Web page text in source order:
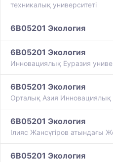
техникалық университеті
6B05201 Экология
6B05201 Экология
Инновациялық Еуразия
6B05201 Экология
Орталық Азия Инновациялық
6B05201 Экология
Ілияс Жансүгіров атындағы
6B05201 Экология